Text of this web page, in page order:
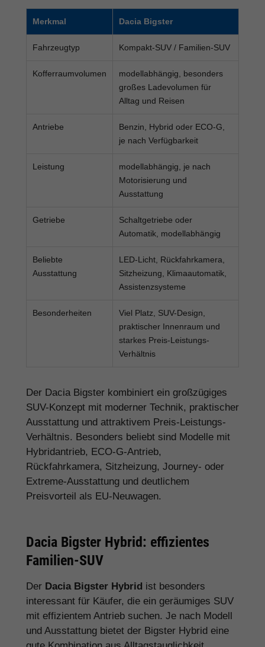
Merkmal Dacia Bigster
Fahrzeugtyp Kompakt-SUV / Familien-SUV
Kofferraumvolumen
modellabhängig, besonders
großes Ladevolumen für
Alltag und Reisen
Antriebe
Benzin, Hybrid oder ECO-G,
je nach Verfügbarkeit
Leistung
modellabhängig, je nach
Motorisierung und
Ausstattung
Getriebe
Schaltgetriebe oder
Automatik, modellabhängig
Beliebte
Ausstattung
LED-Licht, Rückfahrkamera,
Sitzheizung, Klimaautomatik,
Assistenzsysteme
Besonderheiten
Viel Platz, SUV-Design,
praktischer Innenraum und
starkes Preis-Leistungs-
Verhältnis
Der Dacia Bigster kombiniert ein großzügiges
SUV-Konzept mit moderner Technik, praktischer
Ausstattung und attraktivem Preis-Leistungs-
Verhältnis. Besonders beliebt sind Modelle mit
Hybridantrieb, ECO-G-Antrieb,
Rückfahrkamera, Sitzheizung, Journey- oder
Extreme-Ausstattung und deutlichem
Preisvorteil als EU-Neuwagen.
Dacia Bigster Hybrid: effizientes
Familien-SUV
Der Dacia Bigster Hybrid ist besonders
interessant für Käufer, die ein geräumiges SUV
mit effizientem Antrieb suchen. Je nach Modell
und Ausstattung bietet der Bigster Hybrid eine